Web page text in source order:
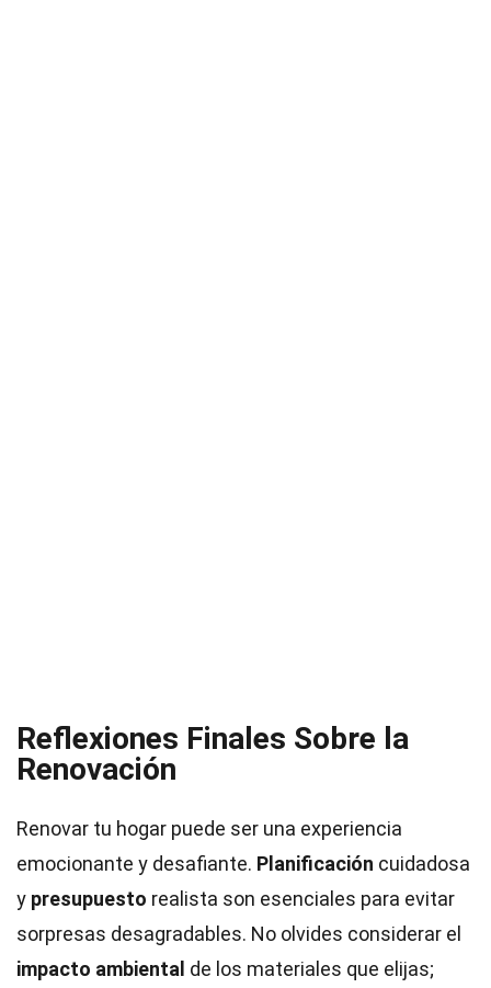
Reflexiones Finales Sobre la
Renovación
Renovar tu hogar puede ser una experiencia
emocionante y desafiante. Planificación cuidadosa
y presupuesto realista son esenciales para evitar
sorpresas desagradables. No olvides considerar el
impacto ambiental de los materiales que elijas;